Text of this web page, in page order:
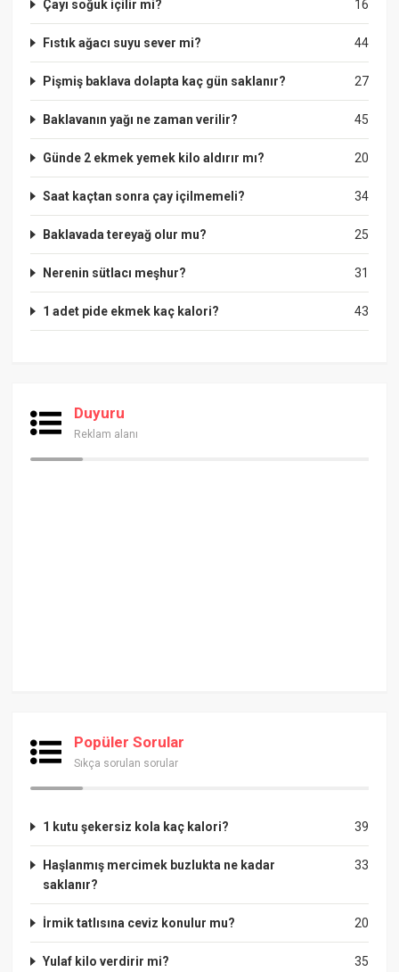
16
Çayı soğuk içilir mi?
44
Fıstık ağacı suyu sever mi?
27
Pişmiş baklava dolapta kaç gün saklanır?
45
Baklavanın yağı ne zaman verilir?
20
Günde 2 ekmek yemek kilo aldırır mı?
34
Saat kaçtan sonra çay içilmemeli?
25
Baklavada tereyağ olur mu?
31
Nerenin sütlacı meşhur?
43
1 adet pide ekmek kaç kalori?
Duyuru
Reklam alanı
Popüler Sorular
Sıkça sorulan sorular
39
1 kutu şekersiz kola kaç kalori?
33
Haşlanmış mercimek buzlukta ne kadar
saklanır?
20
İrmik tatlısına ceviz konulur mu?
35
Yulaf kilo verdirir mi?